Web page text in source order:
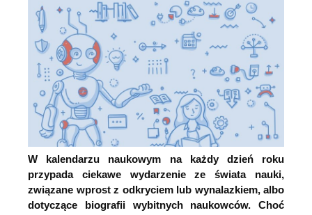
W kalendarzu naukowym na każdy dzień roku
przypada ciekawe wydarzenie ze świata nauki,
związane wprost z odkryciem lub wynalazkiem, albo
dotyczące biografii wybitnych naukowców. Choć